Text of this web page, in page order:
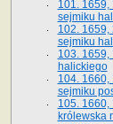
101. 1659,
sejmiku
102. 1659,
sejmiku
103. 1659,
halickiego
104. 1660,
sejmiku
105. 1660,
królewska